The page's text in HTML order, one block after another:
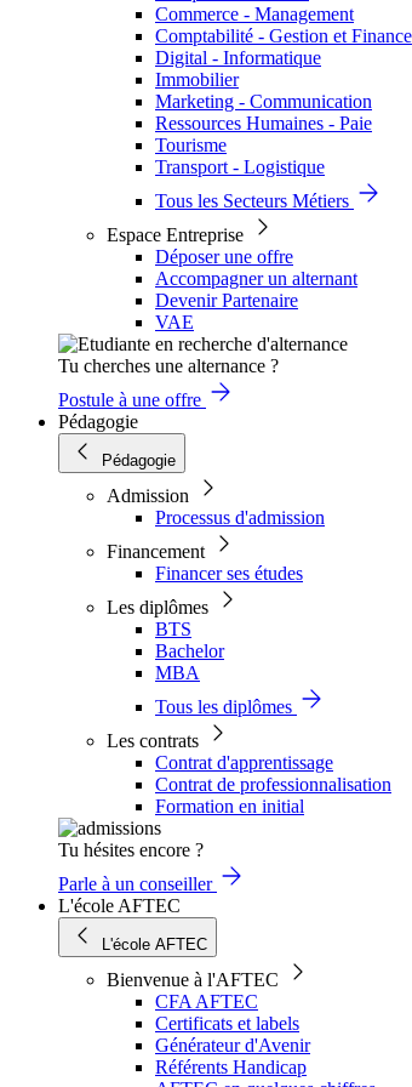
Commerce - Management
Comptabilité - Gestion et Finance
Digital - Informatique
Immobilier
Marketing - Communication
Ressources Humaines - Paie
Tourisme
Transport - Logistique
Tous les Secteurs Métiers
Espace Entreprise
Déposer une offre
Accompagner un alternant
Devenir Partenaire
VAE
Tu cherches une alternance ?
Postule à une offre
Pédagogie
Pédagogie
Admission
Processus d'admission
Financement
Financer ses études
Les diplômes
BTS
Bachelor
MBA
Tous les diplômes
Les contrats
Contrat d'apprentissage
Contrat de professionnalisation
Formation en initial
Tu hésites encore ?
Parle à un conseiller
L'école AFTEC
L'école AFTEC
Bienvenue à l'AFTEC
CFA AFTEC
Certificats et labels
Générateur d'Avenir
Référents Handicap